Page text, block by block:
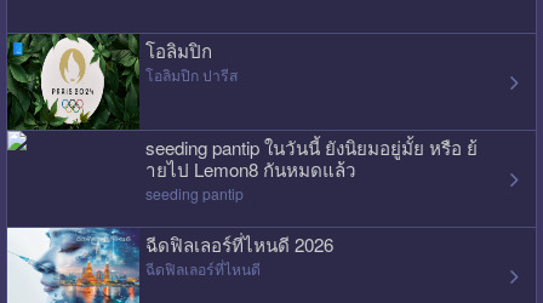
โอลิมปิก
โอลิมปิก ปารีส
seeding pantip ในวันนี้ ยังนิยมอยู่มั้ย หรือ ย้
ายไป Lemon8 กันหมดแล้ว
seeding pantip
ฉีดฟิลเลอร์ที่ไหนดี 2026
ฉีดฟิลเลอร์ที่ไหนดี